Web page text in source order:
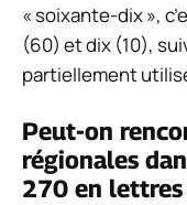
« soixante-dix »,
(60) et dix (10),
partiellement
Peut-on
régionales
270 en lettres